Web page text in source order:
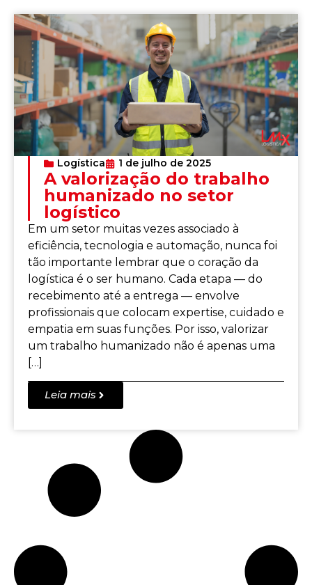
Logística 1 de julho de 2025
A valorização do trabalho
humanizado no setor
logístico
Em um setor muitas vezes associado à
eficiência, tecnologia e automação, nunca foi
tão importante lembrar que o coração da
logística é o ser humano. Cada etapa — do
recebimento até a entrega — envolve
profissionais que colocam expertise, cuidado e
empatia em suas funções. Por isso, valorizar
um trabalho humanizado não é apenas uma
[…]
Leia mais